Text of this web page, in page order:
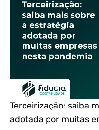
Terceirização: saiba
adotada por muitas